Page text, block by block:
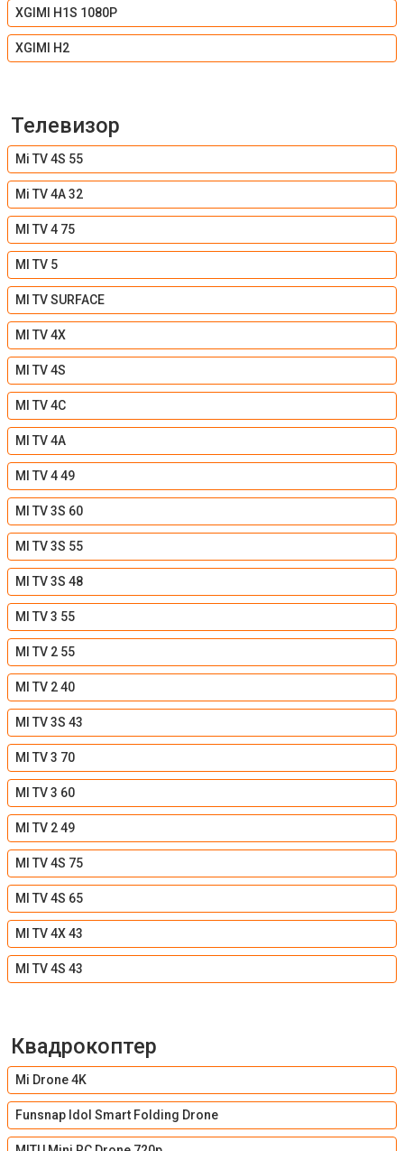
XGIMI H1S 1080P
XGIMI H2
Телевизор
Mi TV 4S 55
Mi TV 4A 32
MI TV 4 75
MI TV 5
MI TV SURFACE
MI TV 4X
MI TV 4S
MI TV 4C
MI TV 4A
MI TV 4 49
MI TV 3S 60
MI TV 3S 55
MI TV 3S 48
MI TV 3 55
MI TV 2 55
MI TV 2 40
MI TV 3S 43
MI TV 3 70
MI TV 3 60
MI TV 2 49
MI TV 4S 75
MI TV 4S 65
MI TV 4X 43
MI TV 4S 43
Квадрокоптер
Mi Drone 4K
Funsnap Idol Smart Folding Drone